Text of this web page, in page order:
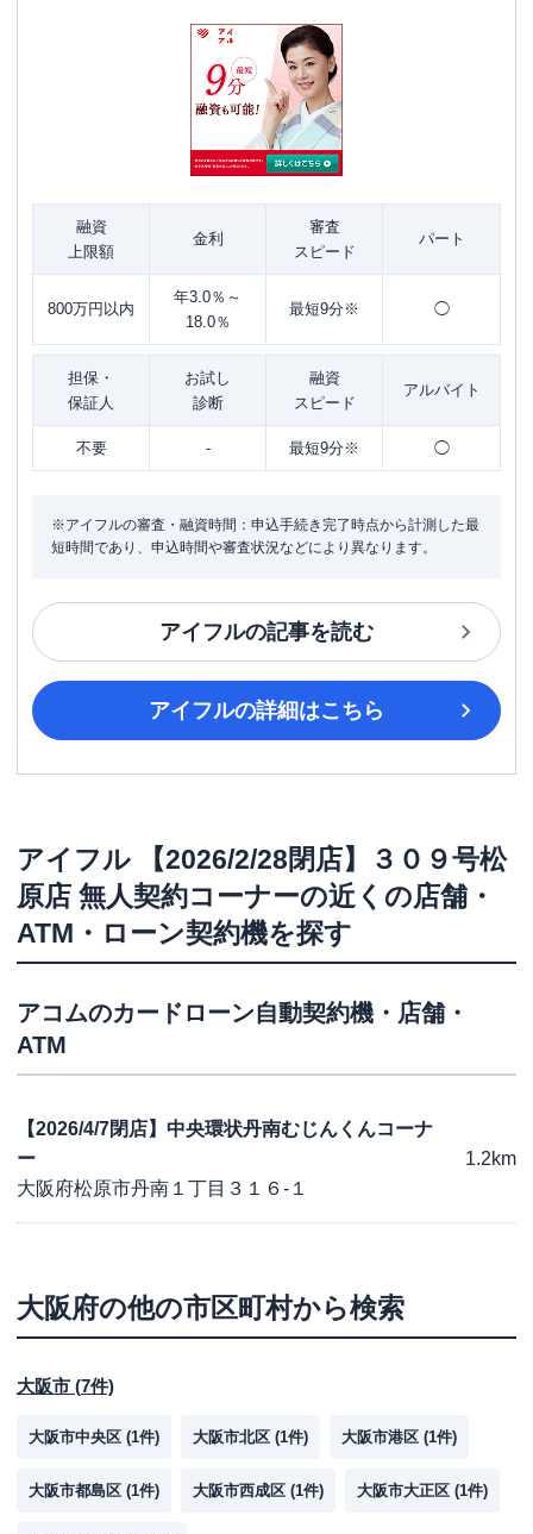
融資
上限額
金利
審査
スピード
パート
800万円以内
年3.0％～
18.0％
最短9分※ ◯
担保・
保証人
お試し
診断
融資
スピード
アルバイト
不要 - 最短9分※ ◯
※アイフルの審査・融資時間：申込手続き完了時点から計測した最
短時間であり、申込時間や審査状況などにより異なります。
アイフルの記事を読む
アイフルの詳細はこちら
アイフル
【2026/2/28閉店】３０９号松
原店 無人契約コーナーの近くの店舗・
ATM・ローン契約機を探す
アコムのカードローン自動契約機・店舗・
ATM
【2026/4/7閉店】中央環状丹南むじんくんコーナ
ー
大阪府松原市丹南１丁目３１６-１
1.2km
大阪府の他の市区町村から検索
大阪市 (7件)
大阪市中央区 (1件) 大阪市北区 (1件) 大阪市港区 (1件)
大阪市都島区 (1件) 大阪市西成区 (1件) 大阪市大正区 (1件)